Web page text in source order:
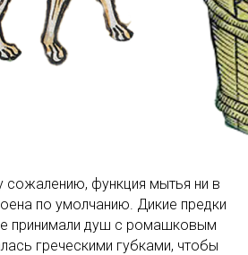
функция мытья ни в
по умолчанию. Дикие предки
принимали душ с ромашковым
греческими губками, чтобы